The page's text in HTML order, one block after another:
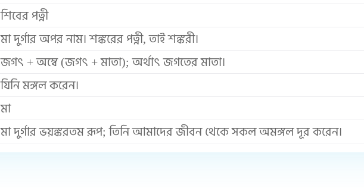
শিবের পত্নী
মা দুর্গার অপর নাম। শঙ্করের পত্নী, তাই শঙ্করী।
জগৎ + অম্বে (জগৎ + মাতা); অর্থাৎ জগতের মাতা।
যিনি মঙ্গল করেন।
মা
মা দুর্গার ভয়ঙ্করতম রূপ; তিনি আমাদের জীবন থেকে সকল অমঙ্গল দূর করেন।